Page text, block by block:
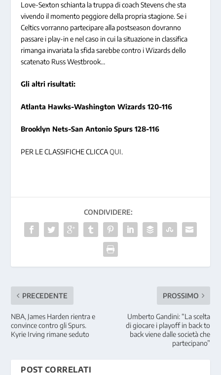
Love-Sexton schianta la truppa di coach Stevens che sta
vivendo il momento peggiore della propria stagione. Se i
Celtics vorranno partecipare alla postseason dovranno
passare i play-in e nel caso in cui la situazione in classifica
rimanga invariata la sfida sarebbe contro i Wizards dello
scatenato Russ Westbrook…
Gli altri risultati:
Atlanta Hawks-Washington Wizards 120-116
Brooklyn Nets-San Antonio Spurs 128-116
PER LE CLASSIFICHE CLICCAQUI.
CONDIVIDERE:
PRECEDENTE
NBA, James Harden rientra e
convince contro gli Spurs.
Kyrie Irving rimane seduto
PROSSIMO
Umberto Gandini: “La scelta
di giocare i playoff in back to
back viene dalle società che
partecipano”
POST CORRELATI